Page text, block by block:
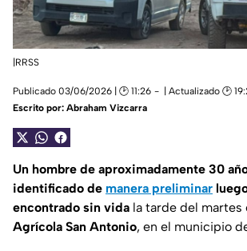
|RRSS
Publicado 03/06/2026 | 🕑 11:26 | Actualizado 🕑
Escrito por: Abraham Vizcarra
Un hombre de aproximadamente 30
identificado de manera preliminar
encontrado sin vida la tarde del martes
Agrícola San Antonio, en el municipio